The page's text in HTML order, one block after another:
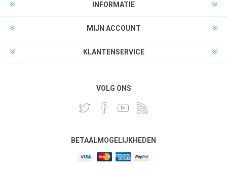
INFORMATIE
MIJN ACCOUNT
KLANTENSERVICE
VOLG ONS
BETAALMOGELIJKHEDEN